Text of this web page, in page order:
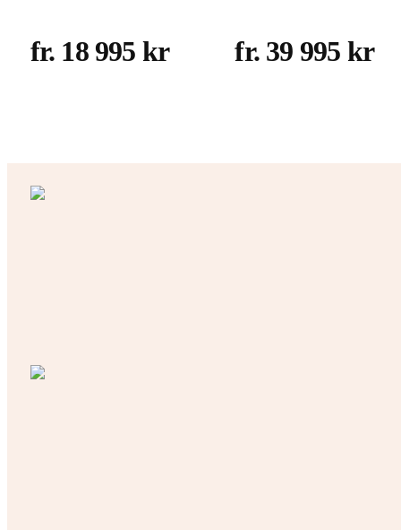
dig, med snabb leverans i
fr. 18 995 kr
dig, med snabb
fr. 39 995 kr